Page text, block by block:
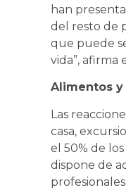
han
del resto de
que puede
vida”, afirma
Alimentos
Las
casa,
el 50% de
dispone de